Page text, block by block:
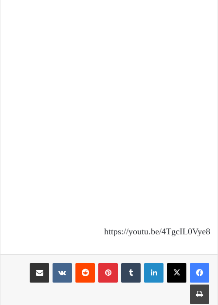
https://youtu.be/4TgcIL0Vye8
لينكدإن بينتيريست
مشاركة عبر البريد
طباعة